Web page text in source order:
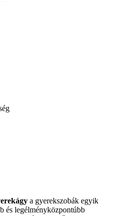
a gyerekszobák egyik
és legélményközpontúbb